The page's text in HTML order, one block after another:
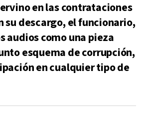
en las contrataciones
su descargo, el funcionario,
audios como una pieza
esquema de corrupción,
en cualquier tipo de